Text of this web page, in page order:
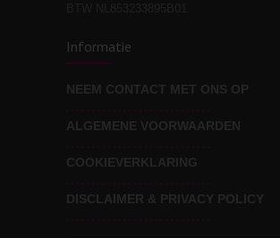
Wat voor leider wil jij
zijn?
Informatie
NEEM CONTACT MET ONS OP
ALGEMENE VOORWAARDEN
COOKIEVERKLARING
DISCLAIMER & PRIVACY POLICY